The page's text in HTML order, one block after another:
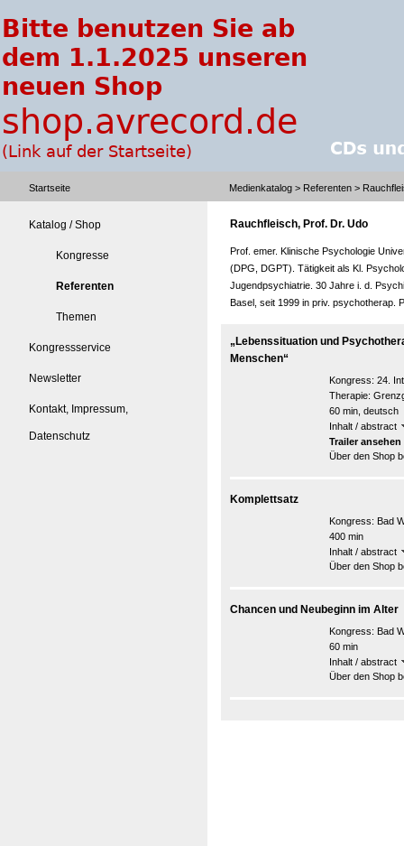
Startseite Medienkatalog > Referenten >
Katalog / Shop
Kongresse
Referenten
Themen
Kongressservice
Newsletter
Kontakt, Impressum,
Datenschutz
Rauchfleisch, Prof. Dr. Udo
Prof. emer. Klinische Psychologie
(DPG, DGPT). Tätigkeit als Kl.
Jugendpsychiatrie. 30 Jahre i. d.
Basel, seit 1999 in priv.
„Lebenssituation und
Menschen“
Kongress: 24.
Therapie:
60 min, deutsch
Inhalt / abstract
Trailer ansehen
Über den Shop
Komplettsatz
Kongress: Bad
400 min
Inhalt / abstract
Über den Shop
Chancen und Neubeginn im Alter
Kongress: Bad
60 min
Inhalt / abstract
Über den Shop